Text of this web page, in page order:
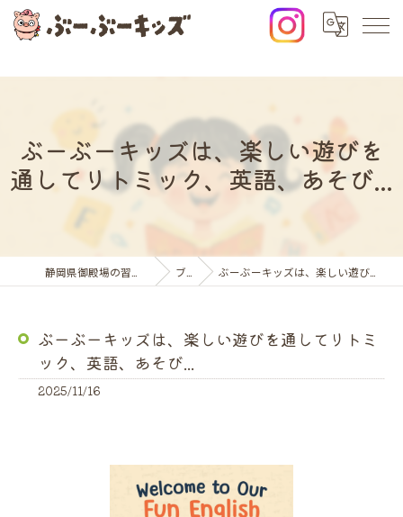
ぶーぶーキッズは、楽しい遊びを
通してリトミック、英語、あそび...
ブログ ぶーぶーキッズは、楽しい遊びを通してリトミック、英語、あそび...
ぶーぶーキッズは、楽しい遊びを通してリトミ
ック、英語、あそび...
2025/11/16